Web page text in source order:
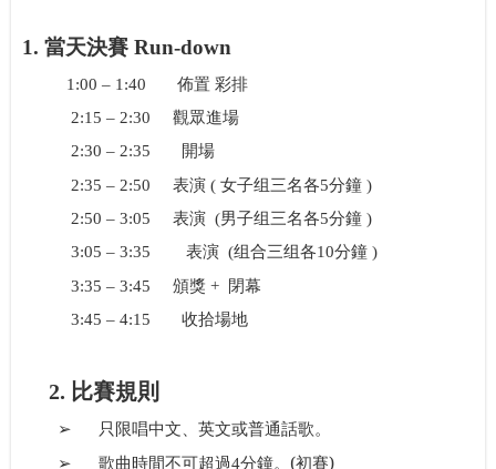
1. 當天決賽 Run-down
1:00 – 1:40 佈置 彩排
2:15 – 2:30 觀眾進場
2:30 – 2:35
開場
2:35 – 2:50 表演 ( 女子组三名各5分鐘 )
2:50 – 3:05 表演 (男子组三名各5分鐘 )
3:05 – 3:35 表演 (组合三组各10分鐘 )
3:35 – 3:45 頒獎 +
閉幕
3:45 – 4:15 收拾場地
2. 比賽規則
➢ 只限唱中文、英文或普通話歌。
➢ 歌曲時間不可超過4分鐘。 (初賽)